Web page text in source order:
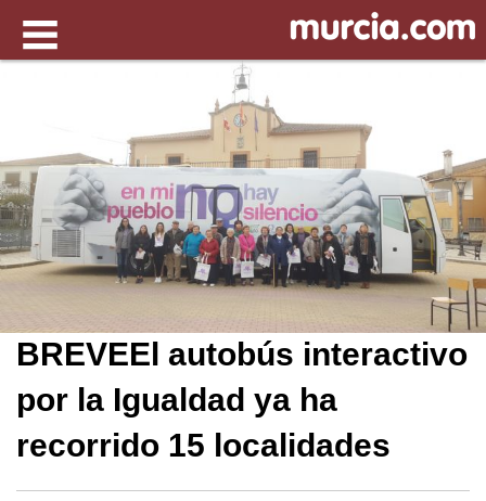
BREVEEl autobús interactivo
por la Igualdad ya ha
recorrido 15 localidades